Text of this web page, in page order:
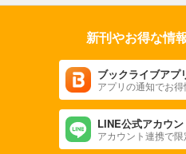
新刊やお得な情
ブックライブアプ
アプリの通知でお
LINE公式アカウン
アカウント連携で